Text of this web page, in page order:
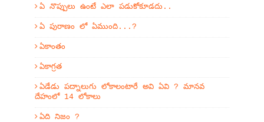
ఏ నొప్పులు ఉంటే ఎలా పడుకోకూడదు..
ఏ పురాణం లో ఏముంది...?
ఏకాంతం
ఏకాగ్రత
ఏడేడు పద్నాలుగు లోకాలంటారే అవి ఏవి ? మానవ
దేహంలో 14 లోకాలు
ఏది నిజం ?